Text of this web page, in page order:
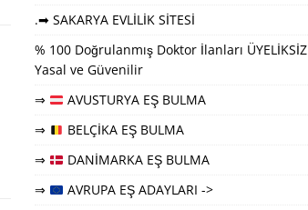
.➡ SAKARYA EVLİLİK SİTESİ
% 100 Doğrulanmış Doktor İlanları ÜYELİKSİZ
Yasal ve Güvenilir
⇒
AVUSTURYA EŞ BULMA
⇒
BELÇİKA EŞ BULMA
⇒
DANİMARKA EŞ BULMA
⇒
AVRUPA EŞ ADAYLARI ->